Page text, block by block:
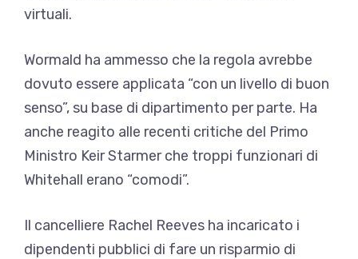
virtuali.
Wormald ha ammesso che la regola avrebbe
dovuto essere applicata “con un livello di buon
senso”, su base di dipartimento per parte. Ha
anche reagito alle recenti critiche del Primo
Ministro Keir Starmer che troppi funzionari di
Whitehall erano “comodi”.
Il cancelliere Rachel Reeves ha incaricato i
dipendenti pubblici di fare un risparmio di